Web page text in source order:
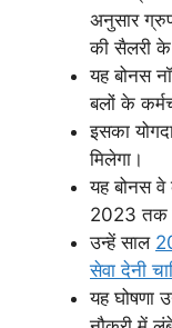
अनुसार ग्रुप
की सैलरी के
यह बोनस
बलों के
इसका
मिलेगा।
यह बोनस वे
2023 तक
उन्हें साल
सेवा देनी
यह घोषणा